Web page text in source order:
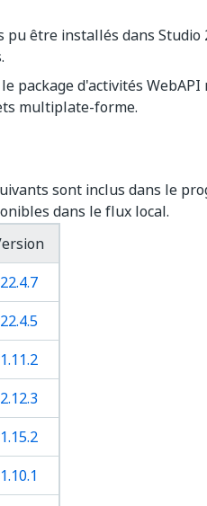
pu être installés dans Studio
package d'activités
multiplate-forme.
sont inclus dans le
dans le flux local.